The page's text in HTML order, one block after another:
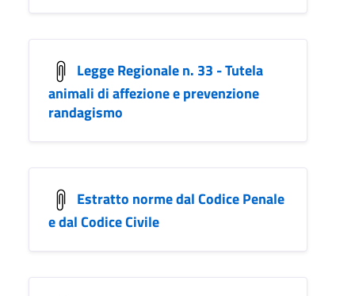
Legge Regionale n. 33 - Tutela
animali di affezione e prevenzione
randagismo
Estratto norme dal Codice Penale
e dal Codice Civile